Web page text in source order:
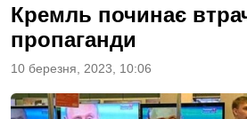
Кремль починає
пропаганди
10 березня, 2023, 10:06